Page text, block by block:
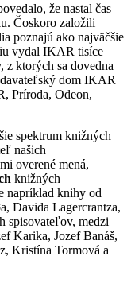
že nastal čas
Čoskoro založili
poznajú ako najväčšie
vydal IKAR tisíce
z ktorých sa dovedna
dom IKAR
Príroda, Odeon,
spektrum knižných
našich
overené mená,
knižných
napríklad knihy od
Davida Lagercrantza,
spisovateľov, medzi
Karika, Jozef Banáš,
Kristína Tormová a